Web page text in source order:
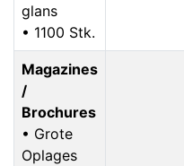
glans
• 1100 Stk.
Magazines
/
Brochures
• Grote
Oplages